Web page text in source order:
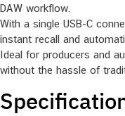
DAW workflow.
With a single USB-C
instant recall and
Ideal for producers and
without the hassle of